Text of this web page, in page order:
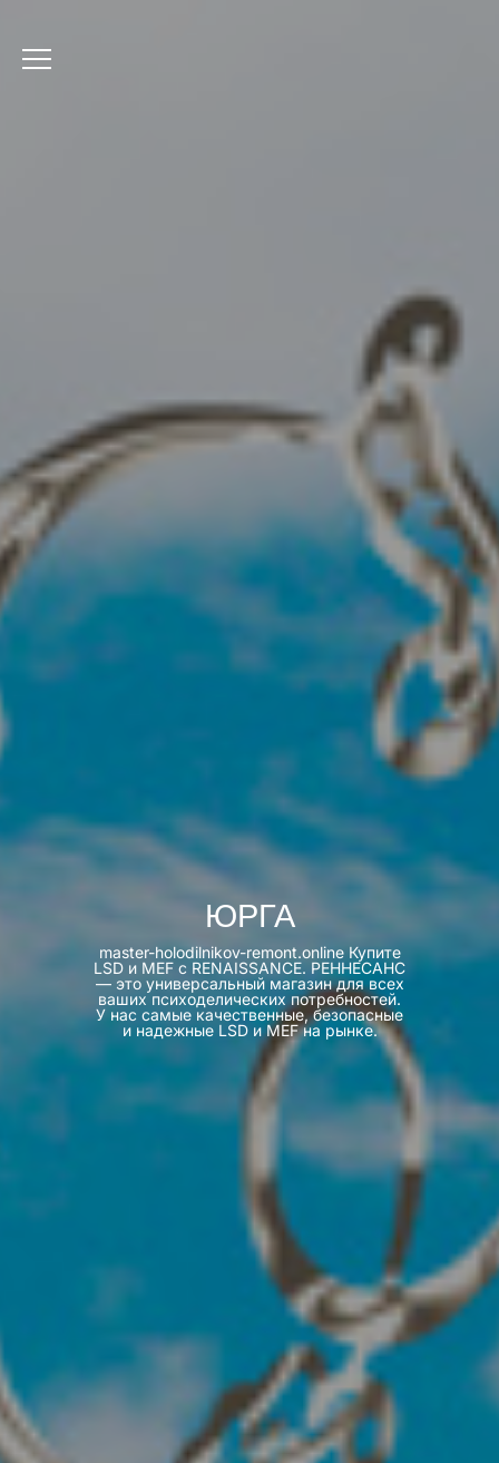
ЮРГА
master-holodilnikov-remont.online Купите
LSD и MEF с RENAISSANCE. РЕННЕСАНС
— это универсальный магазин для всех
ваших психоделических потребностей.
У нас самые качественные, безопасные
и надежные LSD и MEF на рынке.